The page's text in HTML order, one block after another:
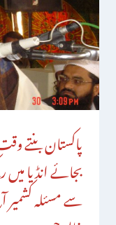
پاکستان بنتے
بجائے انڈیا
سے مسئلہ